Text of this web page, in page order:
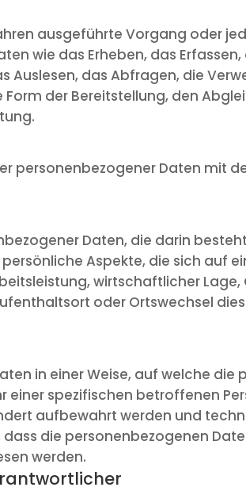
ausgeführte Vorgang oder
wie das Erheben, das
Auslesen, das Abfragen, die
der Bereitstellung, den
personenbezogener Daten mit
Daten, die darin
Aspekte, die sich auf
wirtschaftlicher Lage,
oder Ortswechsel
in einer Weise, auf welche die
einer spezifischen betroffenen
aufbewahrt werden und
die personenbezogenen
werden.